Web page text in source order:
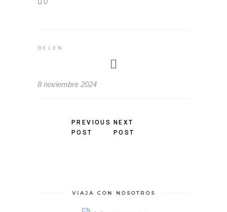
BELEN
8 noviembre 2024
PREVIOUS
POST
NEXT
POST
VIAJA CON NOSOTROS